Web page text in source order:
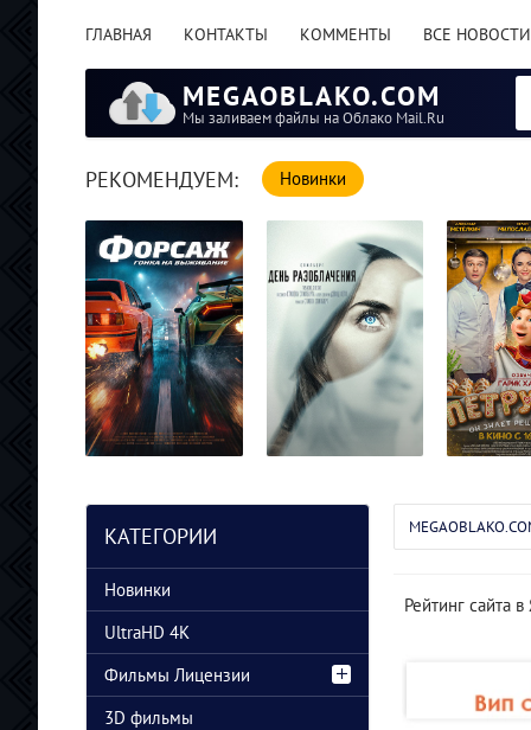
ГЛАВНАЯ КОНТАКТЫ КОММЕНТЫ ВСЕ НОВОСТИ
MEGAOBLAKO.COM
Мы заливаем файлы на Облако Mail.Ru
РЕКОМЕНДУЕМ: Новинки
Cursa (2026/WEB-
разоблачения /
(2026/
DL/WEB-
Рейтинг сайта
КАТЕГОРИИ
Новинки
UltraHD 4K
Фильмы Лицензии
3D фильмы